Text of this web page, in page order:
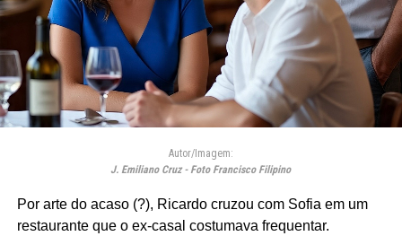
Autor/Imagem:
J. Emiliano Cruz - Foto Francisco Filipino
Por arte do acaso (?), Ricardo cruzou com Sofia em um
restaurante que o ex-casal costumava frequentar.